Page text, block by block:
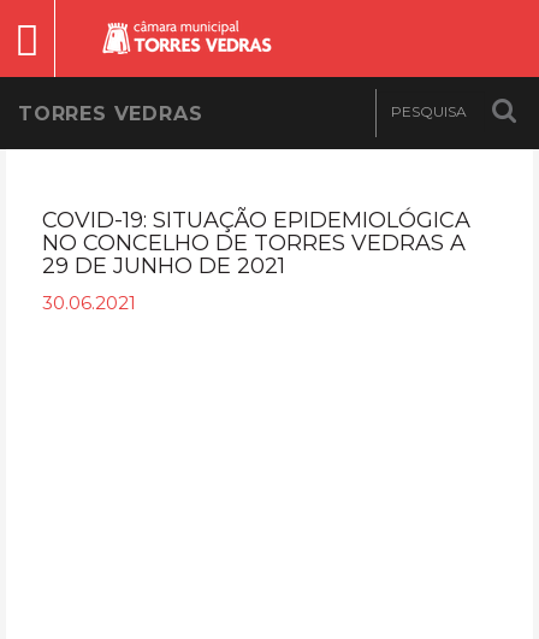
TORRES VEDRAS
COVID-19: SITUAÇÃO EPIDEMIOLÓGICA
NO CONCELHO DE TORRES VEDRAS A
29 DE JUNHO DE 2021
30.06.2021